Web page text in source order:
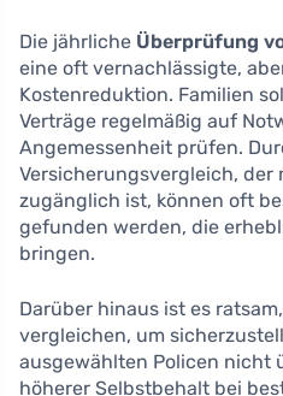
Die jährliche Überprüfung
eine oft vernachlässigte,
Kostenreduktion. Familien
Verträge regelmäßig auf
Angemessenheit prüfen.
Versicherungsvergleich,
zugänglich ist, können oft
gefunden werden, die
bringen.
Darüber hinaus ist es
vergleichen, um
ausgewählten Policen nicht
höherer Selbstbehalt bei